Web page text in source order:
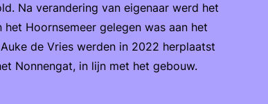
Na verandering van eigenaar werd het
Hoornsemeer gelegen was aan het
de Vries werden in 2022 herplaatst
Nonnengat, in lijn met het gebouw.